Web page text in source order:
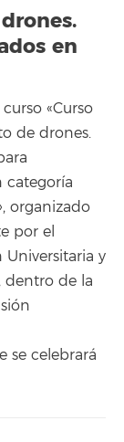
en
«Curso
de drones.
categoría
organizado
por el
Universitaria y
dentro de la
se celebrará